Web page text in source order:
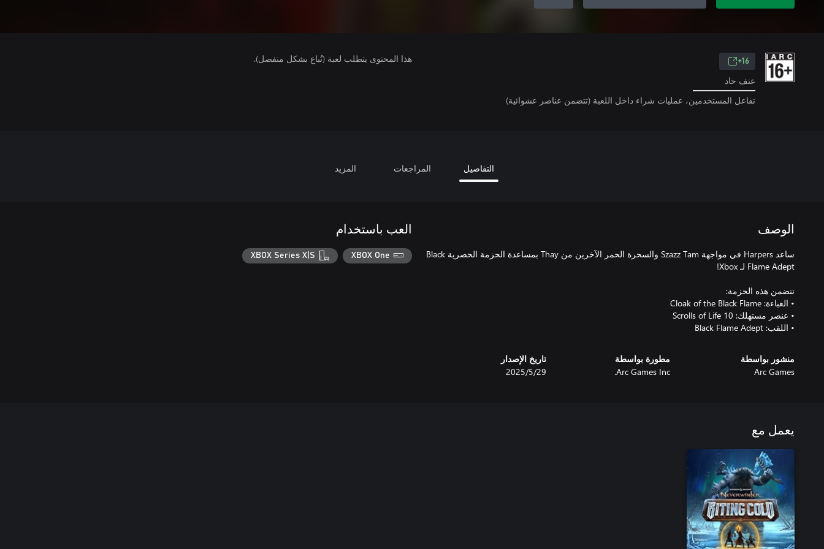
16+
عنف حاد
تفاعل المستخدمين، عمليات شراء داخل اللعبة (تتضمن عناصر عشوائية)
هذا المحتوى يتطلب لعبة (تُباع بشكل منفصل).
التفاصيل المراجعات المزيد
الوصف
ساعد Harpers في مواجهة Szazz Tam والسحرة الحمر الآخرين من Thay بمساعدة الحزمة الحصرية Black
• اللقب: Black Flame Adept
منشور بواسطة
Arc Games
مطورة بواسطة
Arc Games Inc.
تاريخ الإصدار
29‏/5‏/2025
العب باستخدام
XBOX One
XBOX Series X|S
يعمل مع